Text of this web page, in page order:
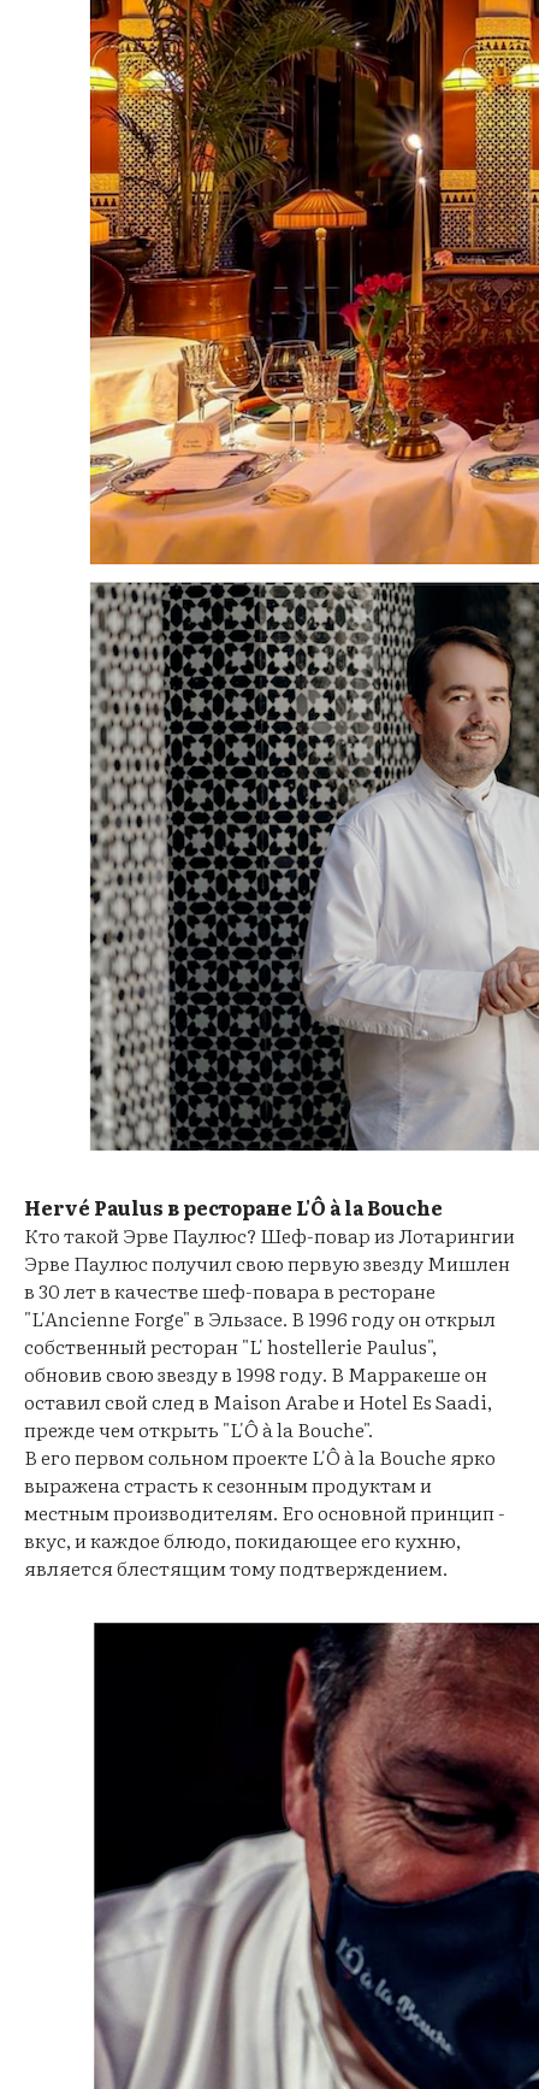
Hervé Paulus в ресторане L'Ô à la Bouche
Кто такой Эрве Паулюс? Шеф-повар из Лотарингии
Эрве Паулюс получил свою первую звезду Мишлен
в 30 лет в качестве шеф-повара в ресторане
"L'Ancienne Forge" в Эльзасе. В 1996 году он открыл
собственный ресторан "L' hostellerie Paulus",
обновив свою звезду в 1998 году. В Марракеше он
оставил свой след в Maison Arabe и Hotel Es Saadi,
прежде чем открыть "L'Ô à la Bouche".
В его первом сольном проекте L'Ô à la Boucheярко
выражена страсть к сезонным продуктам и
местным производителям. Его основной принцип -
вкус, и каждое блюдо, покидающее его кухню,
является блестящим тому подтверждением.